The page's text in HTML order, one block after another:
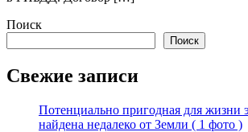
Поиск
Поиск
Свежие записи
Потенциально пригодная для жизни
найдена недалеко от Земли ( 1 фото )